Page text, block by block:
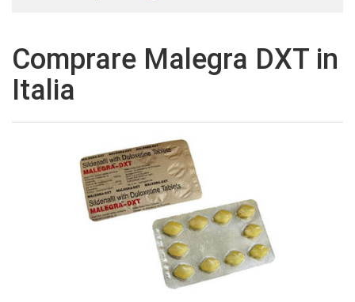
Comprare Malegra DXT in
Italia